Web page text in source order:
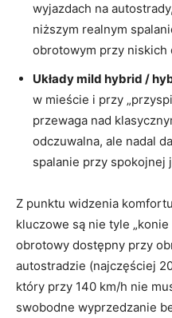
wyjazdach na
niższym realnym
obrotowym przy niskich
Układy mild hybrid /
w mieście i przy
przewaga nad
odczuwalna, ale nadal
spalanie przy spokojnej
Z punktu widzenia
kluczowe są nie tyle
obrotowy dostępny przy
autostradzie (najczęściej
który przy 140 km/h nie
swobodne wyprzedzanie